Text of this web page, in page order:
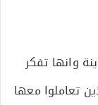
وانها تفكر
تعاملوا معها